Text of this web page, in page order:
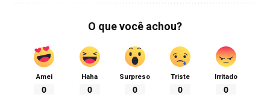
O que você achou?
Amei
0
Haha
0
Surpreso
0
Triste
0
Irritado
0